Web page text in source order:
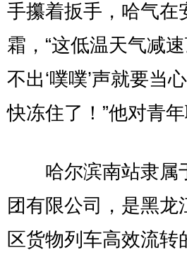
手攥着扳手，哈气在
霜，“这低温天气减
不出‘噗噗’声就要
快冻住了！”他对青
哈尔滨南站隶属
团有限公司，是黑
区货物列车高效流